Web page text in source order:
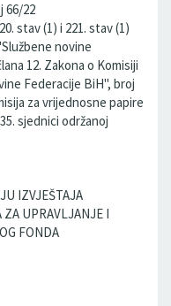
66/22
stav (1) i 221. stav (1)
novine
12. Zakona o Komisiji
Federacije BiH", broj
za vrijednosne papire
sjednici održanoj
IZVJEŠTAJA
UPRAVLJANJE I
FONDA